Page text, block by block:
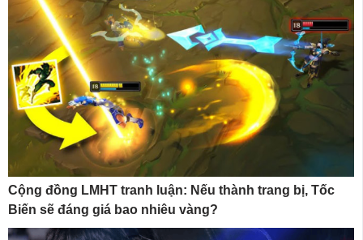
Cộng đồng LMHT tranh luận: Nếu thành trang bị, Tốc
Biến sẽ đáng giá bao nhiêu vàng?